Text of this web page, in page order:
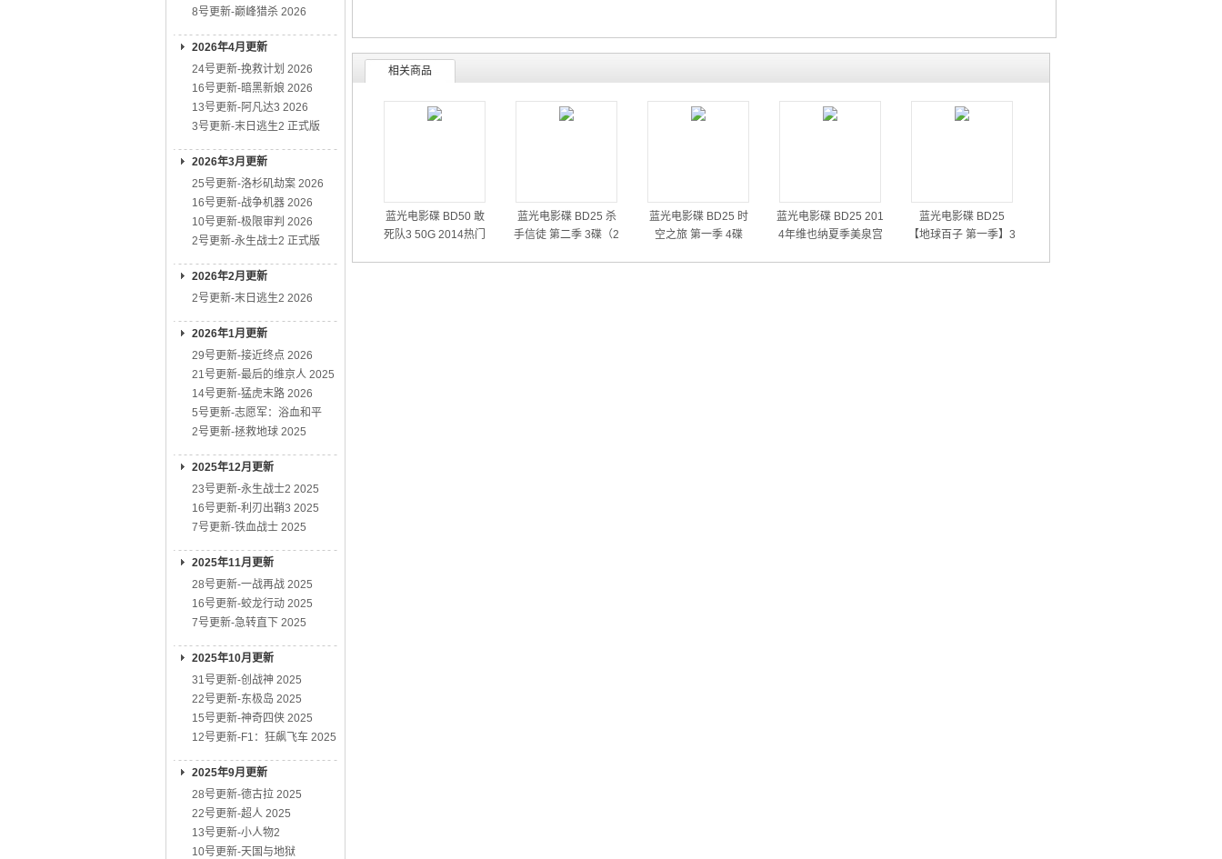
8号更新-巅峰猎杀 2026
2026年4月更新
24号更新-挽救计划 2026
16号更新-暗黑新娘 2026
13号更新-阿凡达3 2026
3号更新-末日逃生2 正式版
2026年3月更新
25号更新-洛杉矶劫案 2026
16号更新-战争机器 2026
10号更新-极限审判 2026
2号更新-永生战士2 正式版
2026年2月更新
2号更新-末日逃生2 2026
2026年1月更新
29号更新-接近终点 2026
21号更新-最后的维京人 2025
14号更新-猛虎末路 2026
5号更新-志愿军：浴血和平
2号更新-拯救地球 2025
2025年12月更新
23号更新-永生战士2 2025
16号更新-利刃出鞘3 2025
7号更新-铁血战士 2025
2025年11月更新
28号更新-一战再战 2025
16号更新-蛟龙行动 2025
7号更新-急转直下 2025
2025年10月更新
31号更新-创战神 2025
22号更新-东极岛 2025
15号更新-神奇四侠 2025
12号更新-F1：狂飙飞车 2025
2025年9月更新
28号更新-德古拉 2025
22号更新-超人 2025
13号更新-小人物2
10号更新-天国与地狱
相关商品
蓝光电影碟 BD50 敢
死队3 50G 2014热门
蓝光电影碟 BD25 杀
手信徒 第二季 3碟（2
蓝光电影碟 BD25 时
空之旅 第一季 4碟
蓝光电影碟 BD25 201
4年维也纳夏季美泉宫
蓝光电影碟 BD25
【地球百子 第一季】3